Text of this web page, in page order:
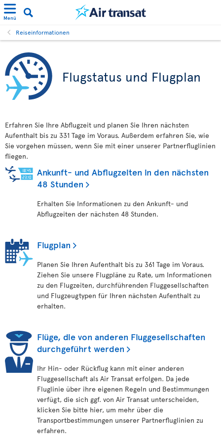
Menü
Reiseinformationen
Flugstatus und Flugplan
Erfahren Sie Ihre Abflugzeit und planen Sie Ihren nächsten
Aufenthalt bis zu 331 Tage im Voraus. Außerdem erfahren Sie, wie
Sie vorgehen müssen, wenn Sie mit einer unserer Partnerfluglinien
fliegen.
Ankunft- und Abflugzeiten in den nächsten
48 Stunden
Erhalten Sie Informationen zu den Ankunft- und
Abflugzeiten der nächsten 48 Stunden.
Flugplan
Planen Sie Ihren Aufenthalt bis zu 361 Tage im Voraus.
Ziehen Sie unsere Flugpläne zu Rate, um Informationen
zu den Flugzeiten, durchführenden Fluggesellschaften
und Flugzeugtypen für Ihren nächsten Aufenthalt zu
erhalten.
Flüge, die von anderen Fluggesellschaften
durchgeführt werden
Ihr Hin- oder Rückflug kann mit einer anderen
Fluggesellschaft als Air Transat erfolgen. Da jede
Fluglinie über ihre eigenen Regeln und Bestimmungen
verfügt, die sich ggf. von Air Transat unterscheiden,
klicken Sie bitte hier, um mehr über die
Transportbestimmungen unserer Partnerfluglinien zu
erfahren.